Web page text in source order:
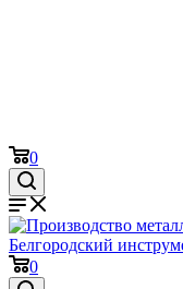
0
0